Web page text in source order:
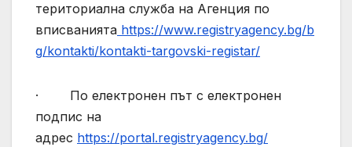
териториална служба на Агенция по
вписванията https://www.registryagency.bg/b
g/kontakti/kontakti-targovski-registar/
· По електронен път с електронен
подпис на
адрес https://portal.registryagency.bg/